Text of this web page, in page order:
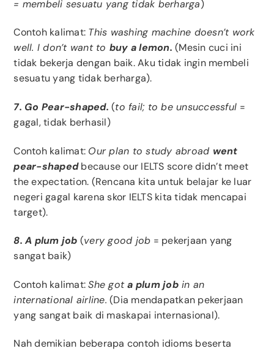
= membeli sesuatu yang tidak berharga)
Contoh kalimat: This washing machine doesn’t work
well. I don’t want to buy a lemon. (Mesin cuci ini
tidak bekerja dengan baik. Aku tidak ingin membeli
sesuatu yang tidak berharga).
7. Go Pear-shaped. (to fail; to be unsuccessful =
gagal, tidak berhasil)
Contoh kalimat: Our plan to study abroad went
pear-shapedbecause our IELTS score didn’t meet
the expectation. (Rencana kita untuk belajar ke luar
negeri gagal karena skor IELTS kita tidak mencapai
target).
8. A plum job (very good job = pekerjaan yang
sangat baik)
Contoh kalimat:She gota plum jobin an
international airline. (Dia mendapatkan pekerjaan
yang sangat baik di maskapai internasional).
Nah demikian beberapa contoh idioms beserta